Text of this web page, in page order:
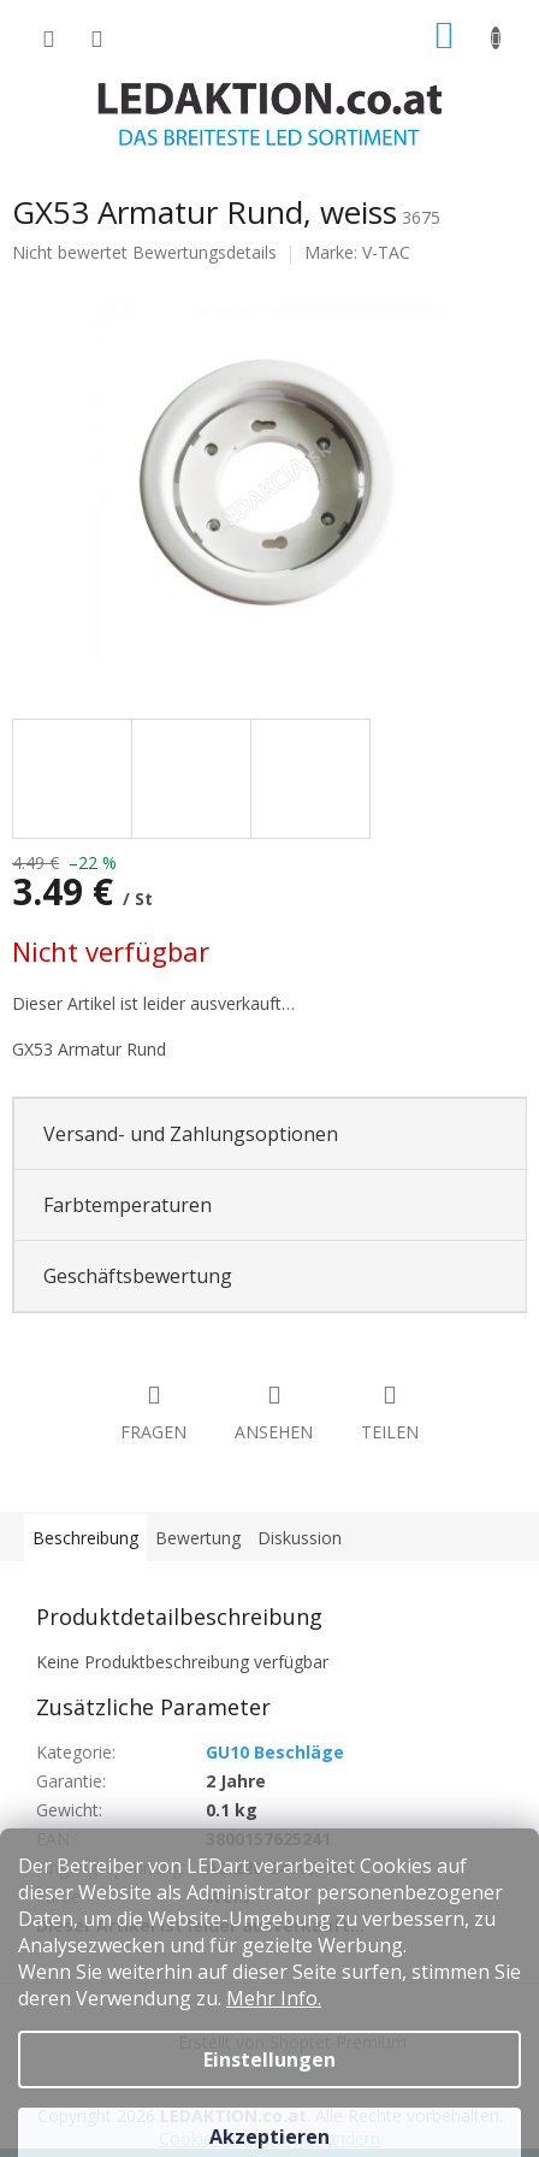
Der Betreiber von LEDart verarbeitet Cookies auf
dieser Website als Administrator personenbezogener
Daten, um die Website-Umgebung zu verbessern, zu
Analysezwecken und für gezielte Werbung.
Wenn Sie weiterhin auf dieser Seite surfen, stimmen Sie
deren Verwendung zu. Mehr Info.
Einstellungen
Akzeptieren
GX53 Armatur Rund, weiss 3675
Die
Nicht bewertet Bewertungsdetails Marke: V-TAC
4.49 € –22 %
3.49 € / St
Nicht verfügbar
Dieser Artikel ist leider ausverkauft…
GX53 Armatur Rund
Versand- und Zahlungsoptionen
Farbtemperaturen
Geschäftsbewertung
FRAGEN ANSEHEN TEILEN
Beschreibung Bewertung Diskussion
Produktdetailbeschreibung
Keine Produktbeschreibung verfügbar
Zusätzliche Parameter
Kategorie:
GU10 Beschläge
Garantie:
2 Jahre
Gewicht:
0.1 kg
Eingangsspannung
AC:220-240V,50Hz
Farbe:
Weiß
Dieser Artikel ist leider ausverkauft…
Copyright 2026LEDAKTION.co.at. Alle Rechte vorbehalten.
Cookie-Einstellungen ändern